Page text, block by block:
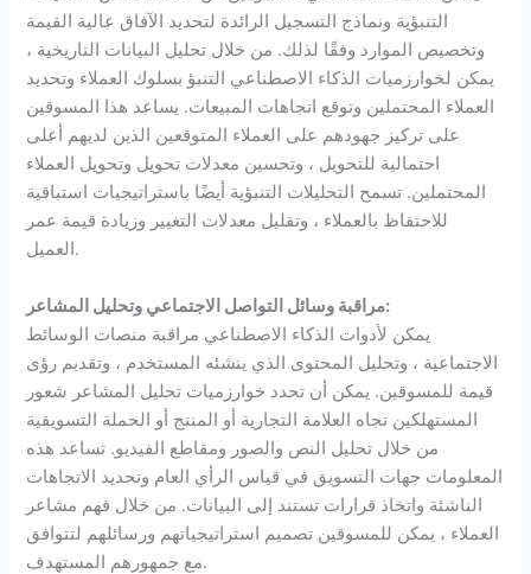
التنبؤية ونماذج التسجيل الرائدة لتحديد الآفاق عالية القيمة
وتخصيص الموارد وفقًا لذلك. من خلال تحليل البيانات التاريخية ،
يمكن لخوارزميات الذكاء الاصطناعي التنبؤ بسلوك العملاء وتحديد
العملاء المحتملين وتوقع اتجاهات المبيعات. يساعد هذا المسوقين
على تركيز جهودهم على العملاء المتوقعين الذين لديهم أعلى
احتمالية للتحويل ، وتحسين معدلات تحويل وتحويل العملاء
المحتملين. تسمح التحليلات التنبؤية أيضًا باستراتيجيات استباقية
للاحتفاظ بالعملاء ، وتقليل معدلات التغيير وزيادة قيمة عمر
العميل.
مراقبة وسائل التواصل الاجتماعي وتحليل المشاعر:
يمكن لأدوات الذكاء الاصطناعي مراقبة منصات الوسائط
الاجتماعية ، وتحليل المحتوى الذي ينشئه المستخدم ، وتقديم رؤى
قيمة للمسوقين. يمكن أن تحدد خوارزميات تحليل المشاعر شعور
المستهلكين تجاه العلامة التجارية أو المنتج أو الحملة التسويقية
من خلال تحليل النص والصور ومقاطع الفيديو. تساعد هذه
المعلومات جهات التسويق في قياس الرأي العام وتحديد الاتجاهات
الناشئة واتخاذ قرارات تستند إلى البيانات. من خلال فهم مشاعر
العملاء ، يمكن للمسوقين تصميم استراتيجياتهم ورسائلهم لتتوافق
مع جمهورهم المستهدف.